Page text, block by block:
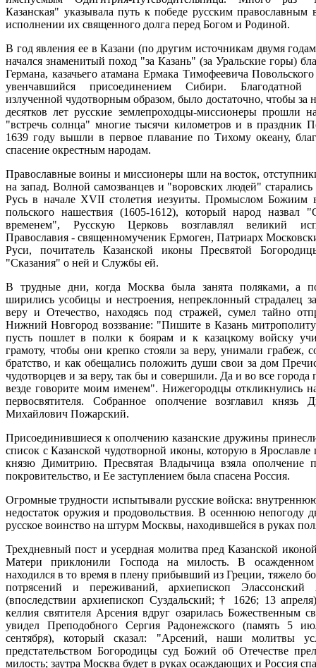
Казанская" указывала путь к победе русским православным
исполнении их священного долга перед Богом и Родиной.
В год явления ее в Казани (по другим источникам двумя
начался знаменитый поход "за Казань" (за Уральские горы)
Германа, казачьего атамана Ермака Тимофеевича
увенчавшийся присоединением Сибири. Благодатной
излученной чудотворным образом, было достаточно, чтобы за
десятков лет русские землепроходцы-миссионеры прошли
"встречь солнца" многие тысячи километров и в праздник
1639 году вышли в первое плавание по Тихому океану,
спасение окрестным народам.
Православные воины и миссионеры шли на восток,
на запад. Волной самозванцев и "воровских людей" старались
Русь в начале ХVII столетия иезуиты. Промыслом Божиим
польского нашествия (1605-1612), который народ назвал
временем", Русскую Церковь возглавлял великий
Православия - священномученик Ермоген, Патриарх
Руси, почитатель Казанской иконы Пресвятой
"Сказания" о ней и Службы ей.
В трудные дни, когда Москва была занята поляками, а
ширились усобицы и нестроения, непреклонный страдалец
веру и Отечество, находясь под стражей, сумел тайно
Нижний Новгород воззвание: "Пишите в Казань
пусть пошлет в полки к боярам и к казацкому войску
грамоту, чтобы они крепко стояли за веру, унимали грабеж,
братство, и как обещались положить души свои за дом
чудотворцев и за веру, так бы и совершили. Да и во все города
везде говорите моим именем". Нижегородцы откликнулись
первосвятителя. Собранное ополчение возглавил князь
Михайлович Пожарский.
Присоединившиеся к ополчению казанские дружины
список с Казанской чудотворной иконы, которую в Ярославле
князю Димитрию. Пресвятая Владычица взяла ополчение
покровительство, и Ее заступлением была спасена Россия.
Огромные трудности испытывали русские войска:
недостаток оружия и продовольствия. В осеннюю непогоду
русское воинство на штурм Москвы, находившейся в руках
Трехдневный пост и усердная молитва пред Казанской
Матери приклонили Господа на милость. В
находился в то время в плену прибывший из Греции, тяжело
потрясений и переживаний, архиепископ Элассонский
(впоследствии архиепископ Суздальский; † 1626; 13
келлия святителя Арсения вдруг озарилась Божественным
увидел Преподобного Сергия Радонежского (память 5
сентября), который сказал: "Арсений, наши молитвы
предстательством Богородицы суд Божий об Отечестве
милость; заутра Москва будет в руках осаждающих и Россия